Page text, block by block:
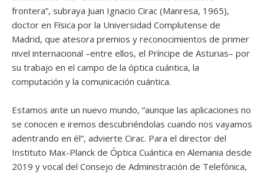
frontera”, subraya Juan Ignacio Cirac (Manresa, 1965),
doctor en Física por la Universidad Complutense de
Madrid, que atesora premios y reconocimientos de primer
nivel internacional –entre ellos, el Príncipe de Asturias– por
su trabajo en el campo de la óptica cuántica, la
computación y la comunicación cuántica.
Estamos ante un nuevo mundo, “aunque las aplicaciones no
se conocen e iremos descubriéndolas cuando nos vayamos
adentrando en él”, advierte Cirac. Para el director del
Instituto Max-Planck de Óptica Cuántica en Alemania desde
2019 y vocal del Consejo de Administración de Telefónica,